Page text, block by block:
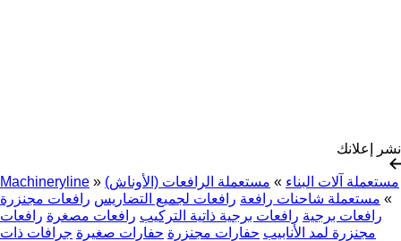
نشر إعلانك
Machineryline » مستعملة آلات البناء » مستعملة الرافعات (الأوناش)
» مستعملة شاحنات رافعة رافعات لجميع التضاريس رافعات مجنزرة
رافعات برجية رافعات برجية ذاتية التركيب رافعات مصغرة رافعات
مجنزرة لمد الأنابيب حفارات مجنزرة حفارات صغيرة جرافات ذات